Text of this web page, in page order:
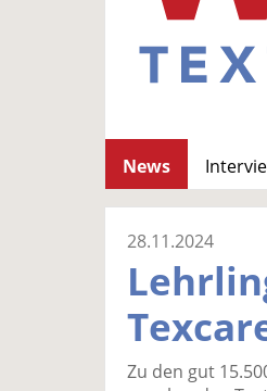
News
28.11.2024
Zu den gut